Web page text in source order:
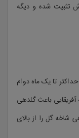
تثبیت شده و دیگه
تا یک ماه دوام
آفریقایی باعث گلدهی
شاخه گل را از بالای